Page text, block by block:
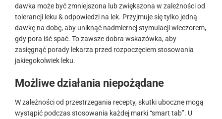
dawka może być zmniejszona lub zwiększona w zależności od
tolerancji leku & odpowiedzi na lek. Przyjmuje się tylko jedną
dawkę na dobę, aby uniknąć nadmiernej stymulacji wieczorem,
gdy pora iść spać. To zawsze dobra wskazówka, aby
zasięgnąć porady lekarza przed rozpoczęciem stosowania
jakiegokolwiek leku.
Możliwe działania niepożądane
W zależności od przestrzegania recepty, skutki uboczne mogą
wystąpić podczas stosowania każdej marki “smart tab”. U